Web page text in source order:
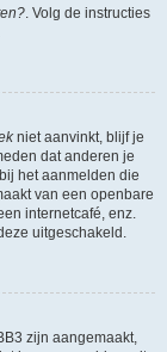
. Volg de instructies
niet aanvinkt, blijf je
dat anderen je
het aanmelden die
van een openbare
internetcafé, enz.
uitgeschakeld.
zijn aangemaakt,